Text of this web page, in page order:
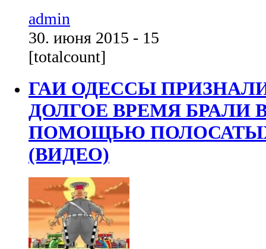
admin
30. июня 2015 - 15
[totalcount]
ГАИ ОДЕССЫ
ДОЛГОЕ ВРЕМЯ БРАЛИ
ПОМОЩЬЮ
(ВИДЕО)